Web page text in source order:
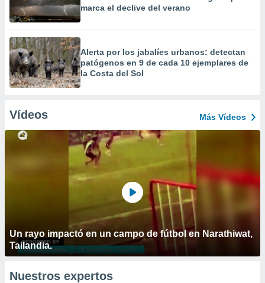
marca el declive del verano
Alerta por los jabalíes urbanos: detectan
patógenos en 9 de cada 10 ejemplares de
la Costa del Sol
Vídeos Más Vídeos
Un rayo impactó en un campo de fútbol en Narathiwat,
Tailandia.
Nuestros expertos